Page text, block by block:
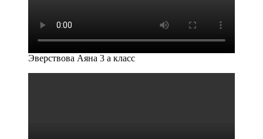
Эверствова Аяна 3 а класс